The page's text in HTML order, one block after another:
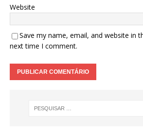
Website
Save my name, email, and website in
next time I comment.